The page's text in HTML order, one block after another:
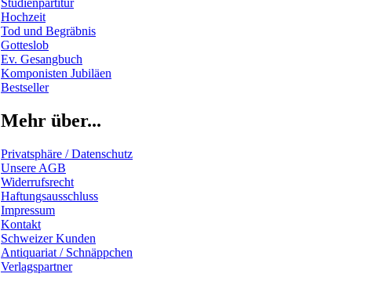
Hochzeit
Tod und Begräbnis
Gotteslob
Ev. Gesangbuch
Komponisten Jubiläen
Bestseller
Mehr über...
Privatsphäre / Datenschutz
Unsere AGB
Widerrufsrecht
Haftungsausschluss
Impressum
Kontakt
Schweizer Kunden
Antiquariat / Schnäppchen
Verlagspartner